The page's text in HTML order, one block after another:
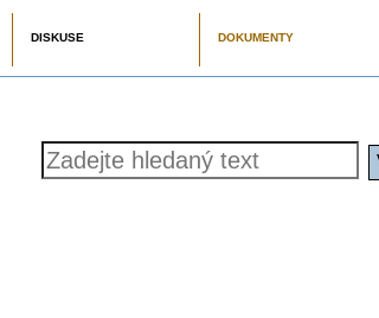
DISKUSE DOKUMENTY